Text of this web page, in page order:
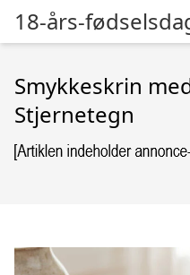
18-års-
Smykkeskrin
Stjernetegn